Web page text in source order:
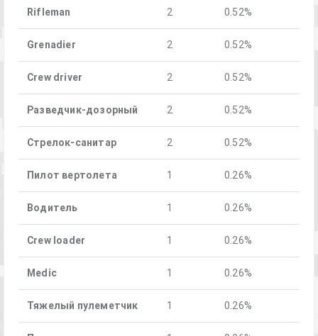
Rifleman 2 0.52%
Grenadier 2 0.52%
Crew driver 2 0.52%
Разведчик-дозорный 2 0.52%
Стрелок-санитар 2 0.52%
Пилот вертолета 1 0.26%
Водитель 1 0.26%
Crew loader 1 0.26%
Medic 1 0.26%
Тяжелый пулеметчик 1 0.26%